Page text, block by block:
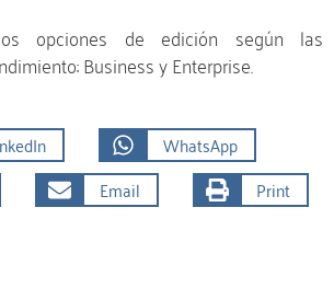
opciones de edición según las
Business y Enterprise.
WhatsApp
Email Print